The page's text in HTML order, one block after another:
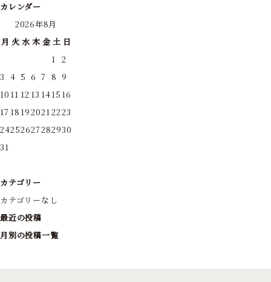
カレンダー
2026年8月
月 火水 木金 土 日
1 2
3 4 5 6 7 8 9
10 11 12 13 1415 16
17 18 1920212223
24252627282930
31
カテゴリー
カテゴリーなし
最近の投稿
月別の投稿一覧